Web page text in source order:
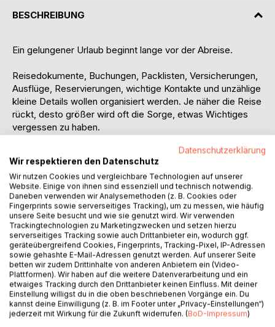
BESCHREIBUNG
Ein gelungener Urlaub beginnt lange vor der Abreise.
Reisedokumente, Buchungen, Packlisten, Versicherungen,
Ausflüge, Reservierungen, wichtige Kontakte und unzählige
kleine Details wollen organisiert werden. Je näher die Reise
rückt, desto größer wird oft die Sorge, etwas Wichtiges
vergessen zu haben.
Das Checkbuch Reise & Urlaub hilft Dir dabei, den
Überblick zu behalten. Es begleitet Dich von der ersten
Reiseidee über die Planung und Vorbereitung bis hin zu den
schönsten Tagen Deines Urlaubs. Alle wichtigen
Informationen, Checklisten, Notizen, Termine und
Reiseunterlagen können an einem zentralen Ort
dokumentiert werden.
Gleichzeitig unterstützt Dich das Buch dabei, Deine Reise
bewusst zu gestalten. Sehenswürdigkeiten, Ausflugsziele,
Restaurants, besondere Erlebnisse und persönliche
Wünsche können bereits im Vorfeld geplant und während
der Reise ergänzt werden. Durch strukturierte Checklisten,
praktische Planungshilfen und übersichtliche Tagesseiten
Datenschutzerklärung
Wir respektieren den Datenschutz
Wir nutzen Cookies und vergleichbare Technologien auf unserer
Website. Einige von ihnen sind essenziell und technisch notwendig.
Daneben verwenden wir Analysemethoden (z. B. Cookies oder
Fingerprints sowie serverseitiges Tracking), um zu messen, wie häufig
unsere Seite besucht und wie sie genutzt wird. Wir verwenden
Trackingtechnologien zu Marketingzwecken und setzen hierzu
serverseitiges Tracking sowie auch Drittanbieter ein, wodurch ggf.
geräteübergreifend Cookies, Fingerprints, Tracking-Pixel, IP-Adressen
sowie gehashte E-Mail-Adressen genutzt werden. Auf unserer Seite
betten wir zudem Drittinhalte von anderen Anbietern ein (Video-
Plattformen). Wir haben auf die weitere Datenverarbeitung und ein
etwaiges Tracking durch den Drittanbieter keinen Einfluss. Mit deiner
Einstellung willigst du in die oben beschriebenen Vorgänge ein. Du
kannst deine Einwilligung (z. B. im Footer unter „Privacy-Einstellungen“)
jederzeit mit Wirkung für die Zukunft widerrufen. (BoD-Impressum)